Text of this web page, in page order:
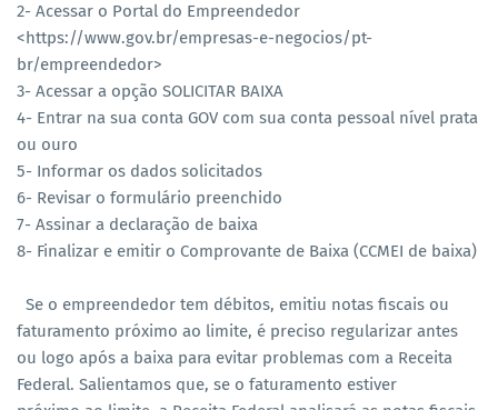
2- Acessar o Portal do Empreendedor
<https://www.gov.br/empresas-e-negocios/pt-
br/empreendedor>
3- Acessar a opção SOLICITAR BAIXA
4- Entrar na sua conta GOV com sua conta pessoal nível prata
ou ouro
5- Informar os dados solicitados
6- Revisar o formulário preenchido
7- Assinar a declaração de baixa
8- Finalizar e emitir o Comprovante de Baixa (CCMEI de baixa)
Se o empreendedor tem débitos, emitiu notas fiscais ou
faturamento próximo ao limite, é preciso regularizar antes
ou logo após a baixa para evitar problemas com a Receita
Federal. Salientamos que, se o faturamento estiver